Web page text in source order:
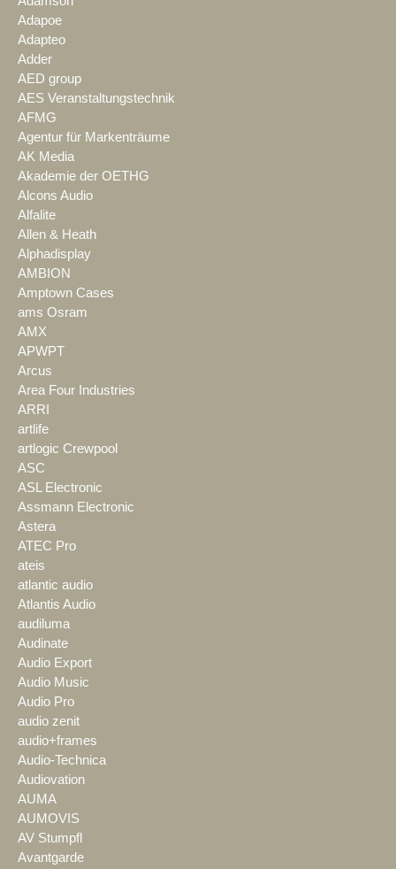
Adapoe
Adapteo
Adder
AED group
AES Veranstaltungstechnik
AFMG
Agentur für Markenträume
AK Media
Akademie der OETHG
Alcons Audio
Alfalite
Allen & Heath
Alphadisplay
AMBION
Amptown Cases
ams Osram
AMX
APWPT
Arcus
Area Four Industries
ARRI
artlife
artlogic Crewpool
ASC
ASL Electronic
Assmann Electronic
Astera
ATEC Pro
ateis
atlantic audio
Atlantis Audio
audiluma
Audinate
Audio Export
Audio Music
Audio Pro
audio zenit
audio+frames
Audio-Technica
Audiovation
AUMA
AUMOVIS
AV Stumpfl
Avantgarde